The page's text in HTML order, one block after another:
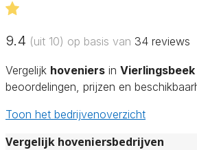
9.4 (uit 10) op basis van 34 reviews
Vergelijk hoveniers in Vierlingsbeek
beoordelingen, prijzen en
Toon het bedrijvenoverzicht
Vergelijk hoveniersbedrijven